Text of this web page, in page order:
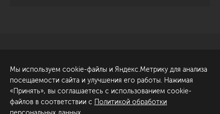
Обсудить проект
ул. Академика Павлова, 6
к1
+7 (812) 200-95-55
Мы используем cookie-файлы и Яндекс.Метрику для анализа
посещаемости сайта и улучшения его работы. Нажимая
«Принять», вы соглашаетесь с использованием cookie-
файлов в соответствии с Политикой обработки